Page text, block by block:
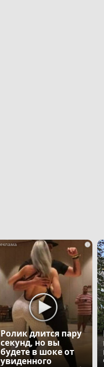
i
Ролик длится пару
секунд, но вы
будете в шоке от
увиденного